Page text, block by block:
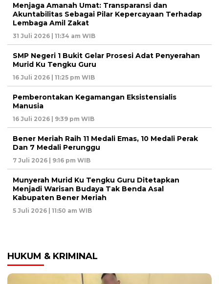
Menjaga Amanah Umat: Transparansi dan
Akuntabilitas Sebagai Pilar Kepercayaan Terhadap
Lembaga Amil Zakat
31 Juli 2026 | 11:34 am WIB
SMP Negeri 1 Bukit Gelar Prosesi Adat Penyerahan
Murid Ku Tengku Guru
16 Juli 2026 | 11:25 pm WIB
Pemberontakan Kegamangan Eksistensialis
Manusia
16 Juli 2026 | 9:39 pm WIB
Bener Meriah Raih 11 Medali Emas, 10 Medali Perak
Dan 7 Medali Perunggu
7 Juli 2026 | 9:16 pm WIB
Munyerah Murid Ku Tengku Guru Ditetapkan
Menjadi Warisan Budaya Tak Benda Asal
Kabupaten Bener Meriah
5 Juli 2026 | 11:50 am WIB
HUKUM & KRIMINAL